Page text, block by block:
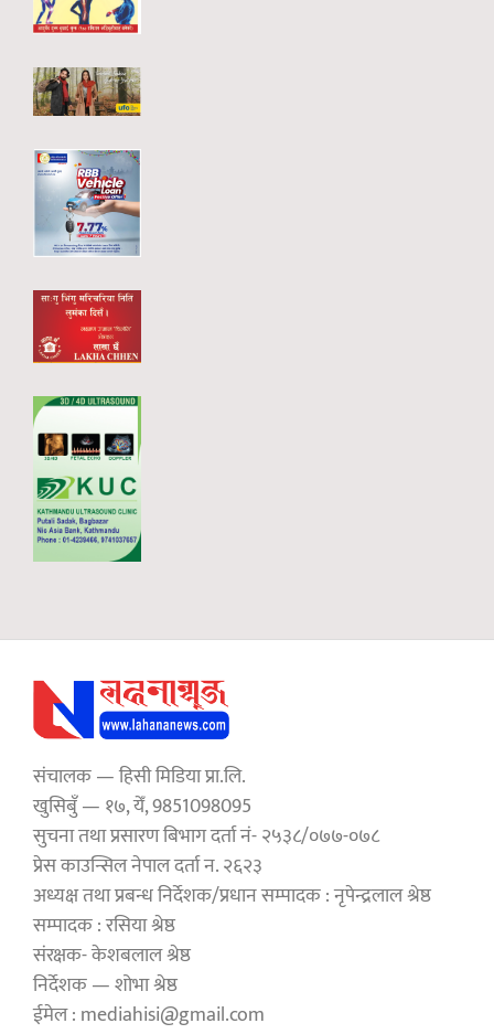
संचालक — हिसी मिडिया प्रा.लि.
खुसिबुँ — १७, येँ, 9851098095
सुचना तथा प्रसारण बिभाग दर्ता नं- २५३८/०७७-०७८
प्रेस काउन्सिल नेपाल दर्ता न. २६२३
अध्यक्ष तथा प्रबन्ध निर्देशक/प्रधान सम्पादक : नृपेन्द्रलाल श्रेष्ठ
सम्पादक : रसिया श्रेष्ठ
संरक्षक- केशबलाल श्रेष्ठ
निर्देशक — शोभा श्रेष्ठ
ईमेल : mediahisi@gmail.com